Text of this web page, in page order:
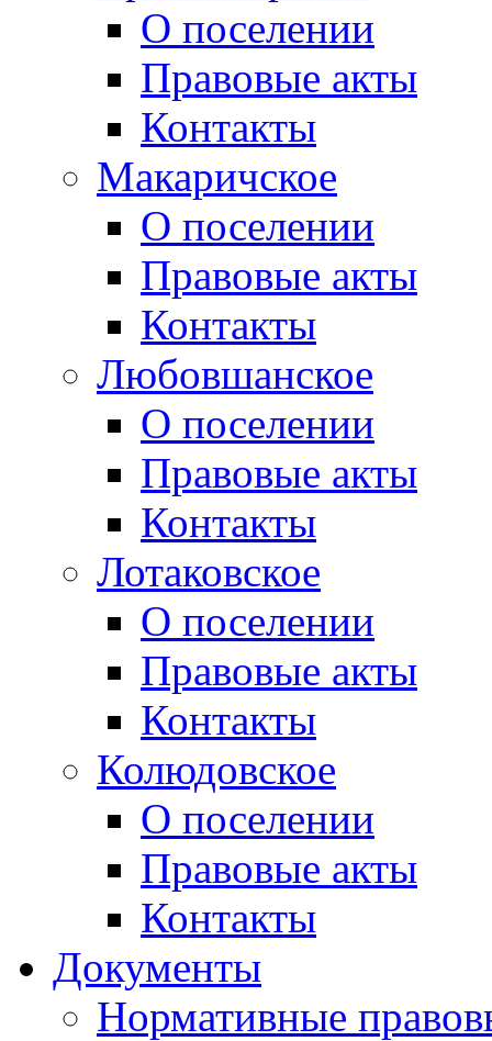
О поселении
Правовые акты
Контакты
Макаричское
О поселении
Правовые акты
Контакты
Любовшанское
О поселении
Правовые акты
Контакты
Лотаковское
О поселении
Правовые акты
Контакты
Колюдовское
О поселении
Правовые акты
Контакты
Документы
Нормативные